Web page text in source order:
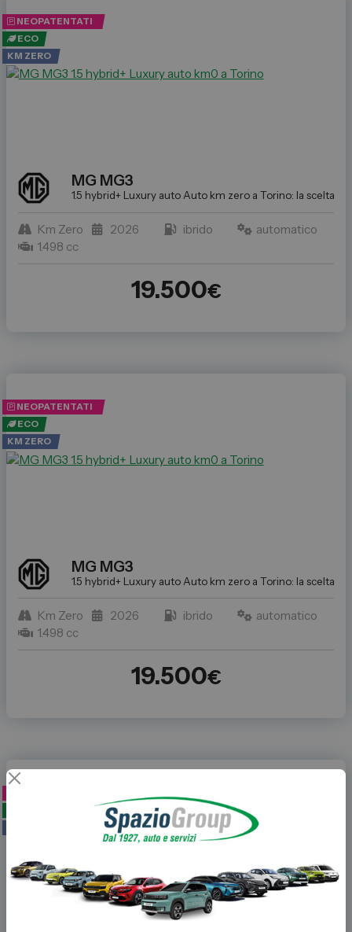
NEOPATENTATI
ECO
KM ZERO
MG MG3
1.5 hybrid+ Luxury autoAuto km zero a Torino: la scelta
Km Zero 2026 ibrido
automatico
1.498 cc
19.500€
NEOPATENTATI
ECO
KM ZERO
MG MG3
1.5 hybrid+ Luxury auto Auto km zero a Torino: la scelta
Km Zero 2026 ibrido
automatico
1.498 cc
19.500€